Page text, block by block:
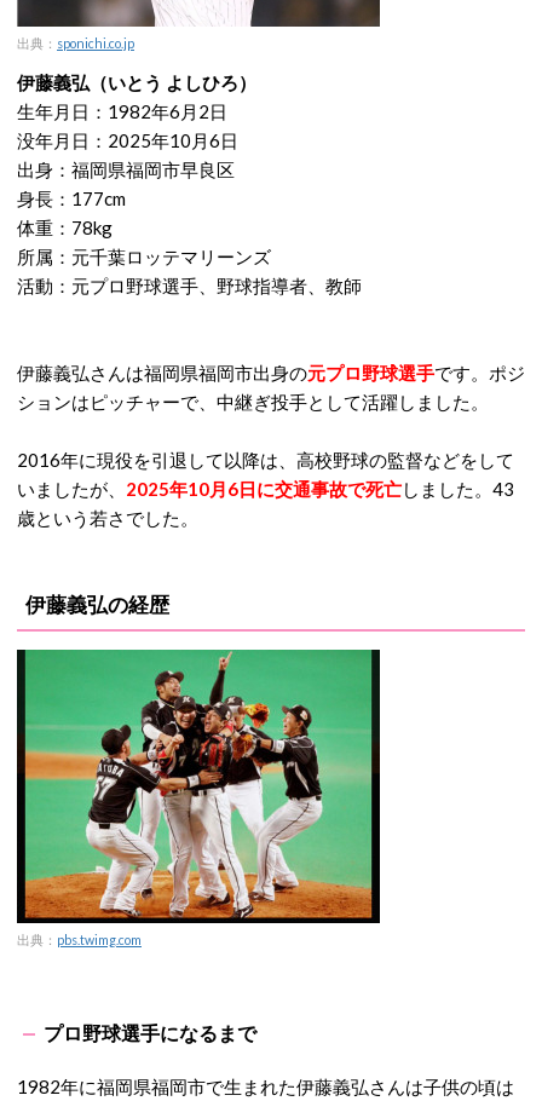
出典： sponichi.co.jp
伊藤義弘（いとう よしひろ）
生年月日：1982年6月2日
没年月日：2025年10月6日
出身：福岡県福岡市早良区
身長：177cm
体重：78kg
所属：元千葉ロッテマリーンズ
活動：元プロ野球選手、野球指導者、教師
伊藤義弘さんは福岡県福岡市出身の元プロ野球選手です。ポジ
ションはピッチャーで、中継ぎ投手として活躍しました。
2016年に現役を引退して以降は、高校野球の監督などをして
いましたが、 2025年10月6日に交通事故で死亡しました。43
歳という若さでした。
伊藤義弘の経歴
出典： pbs.twimg.com
プロ野球選手になるまで
1982年に福岡県福岡市で生まれた伊藤義弘さんは子供の頃は